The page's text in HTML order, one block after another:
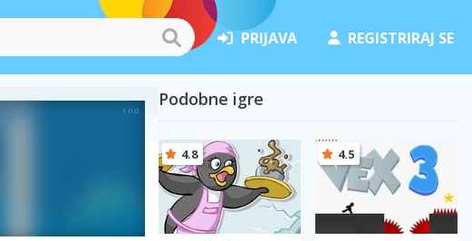
PRIJAVA REGISTRIRAJ SE
Podobne igre
4.8 4.5